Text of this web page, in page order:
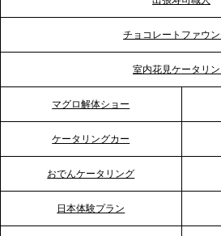
2026.5.12
プレスリリースのご案内｜ケータ
2026.4.21
プレスリリースのご案内｜「温
イッチに。新入社員研修で《食体
チョコレートファウ
室内花見ケータリ
マグロ解体ショー
ケータリングカー
おでんケータリング
日本体験プラン